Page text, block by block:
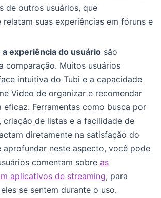
de outros usuários, que
suas experiências em fóruns e
a experiência do usuário são
comparação. Muitos usuários
intuitiva do Tubi e a capacidade
Video de organizar e recomendar
Ferramentas como busca por
criação de listas e a facilidade de
diretamente na satisfação do
aprofundar neste aspecto, você pode
comentam sobre as
aplicativos de streaming, para
se sentem durante o uso.